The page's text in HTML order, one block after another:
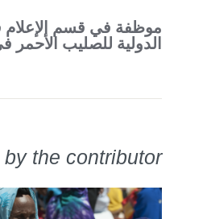
موظفة في قسم الإعلام
الدولية للصليب الأحمر
the contributor